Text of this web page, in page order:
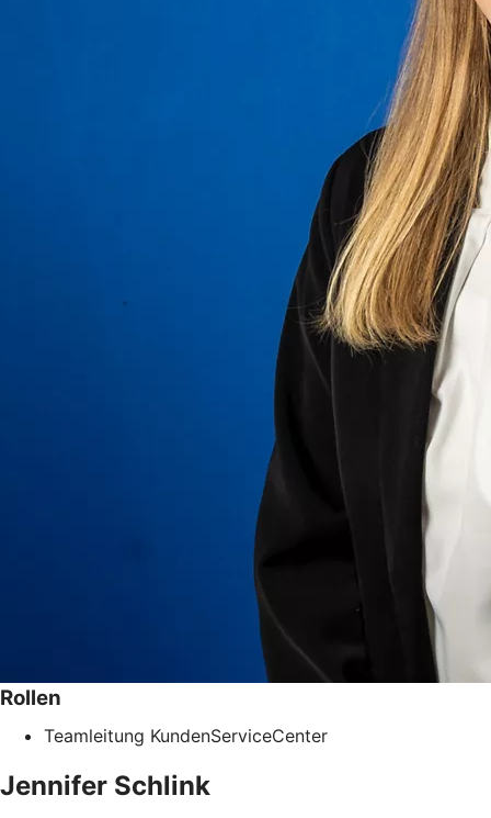
Rollen
Teamleitung KundenServiceCenter
Jennifer Schlink